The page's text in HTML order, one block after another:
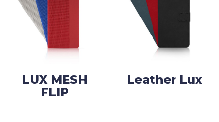
LUX MESH
FLIP
Leather Lux